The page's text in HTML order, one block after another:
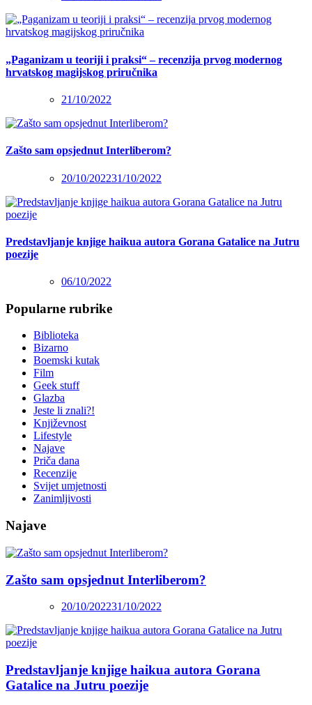
„Paganizam u teoriji i praksi“ – recenzija prvog modernog
hrvatskog magijskog priručnika
21/10/2022
Zašto sam opsjednut Interliberom?
20/10/202231/10/2022
Predstavljanje knjige haikua autora Gorana Gatalice na Jutru
poezije
06/10/2022
Popularne rubrike
Biblioteka
Bizarno
Boemski kutak
Film
Geek stuff
Glazba
Jeste li znali?!
Književnost
Lifestyle
Najave
Priča dana
Recenzije
Svijet umjetnosti
Zanimljivosti
Najave
Zašto sam opsjednut Interliberom?
20/10/202231/10/2022
Predstavljanje knjige haikua autora Gorana
Gatalice na Jutru poezije